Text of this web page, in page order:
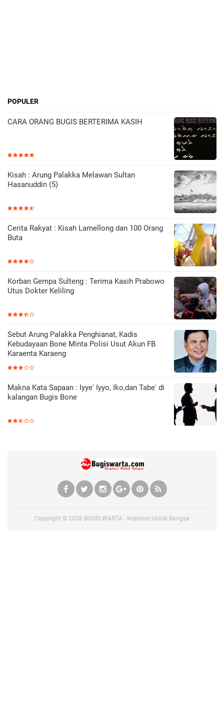
POPULER
CARA ORANG BUGIS BERTERIMA KASIH
Kisah : Arung Palakka Melawan Sultan
Hasanuddin (5)
Cerita Rakyat : Kisah Lamellong dan 100 Orang
Buta
Korban Gempa Sulteng : Terima Kasih Prabowo
Utus Dokter Keliling
Sebut Arung Palakka Penghianat, Kadis
Kebudayaan Bone Minta Polisi Usut Akun FB
Karaenta Karaeng
Makna Kata Sapaan : Iyye' Iyyo, Iko,dan Tabe' di
kalangan Bugis Bone
Copyright © 2026 BUGIS WARTA - Inspirasi Untuk Bangsa